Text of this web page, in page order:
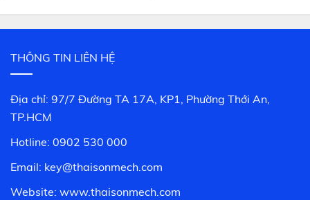
THÔNG TIN LIÊN HỆ
Địa chỉ: 97/7 Đường TA 17A, KP1, Phường Thới An,
TP.HCM
Hotline: 0902 530 000
Email: key@thaisonmech.com
Website: www.thaisonmech.com